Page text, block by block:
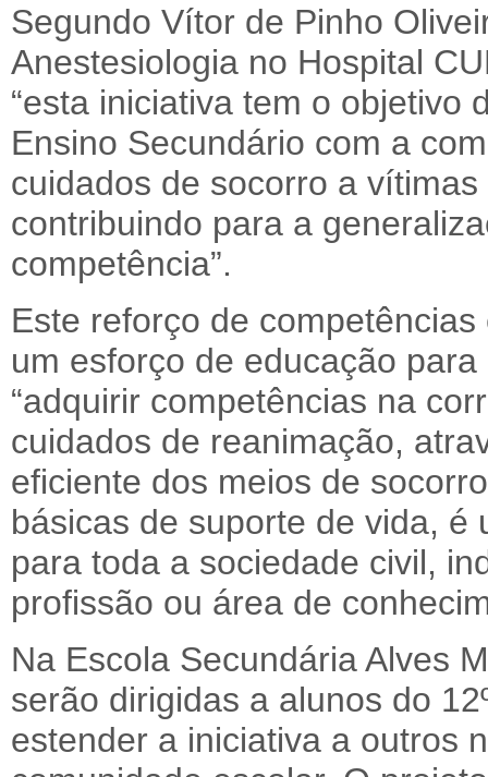
Segundo Vítor de Pinho
Anestesiologia no Hospital
“esta iniciativa tem o objetivo
Ensino Secundário com a
cuidados de socorro a
contribuindo para a
competência”.
Este reforço de
um esforço de educação
“adquirir competências na
cuidados de reanimação,
eficiente dos meios de
básicas de suporte de vida, é
para toda a sociedade civil,
profissão ou área de
Na Escola Secundária Alves
serão dirigidas a alunos do
estender a iniciativa a outros